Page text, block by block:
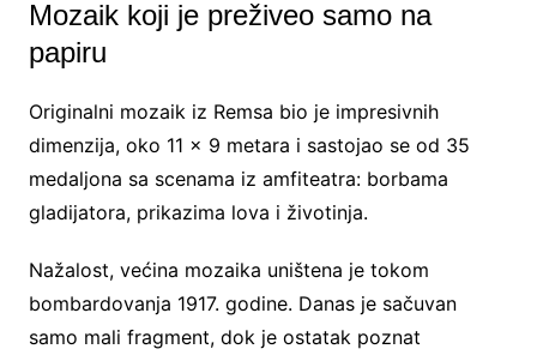
Mozaik koji je preživeo samo na
papiru
Originalni mozaik iz Remsa bio je impresivnih
dimenzija, oko 11 x 9 metara i sastojao se od 35
medaljona sa scenama iz amfiteatra: borbama
gladijatora, prikazima lova i životinja.
Nažalost, većina mozaika uništena je tokom
bombardovanja 1917. godine. Danas je sačuvan
samo mali fragment, dok je ostatak poznat